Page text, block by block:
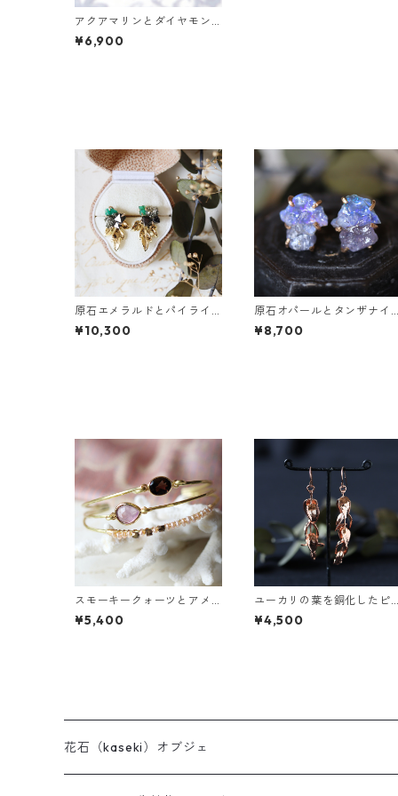
アクアマリンとダイヤモン
ドクォーツのピアス
¥6,900
原石エメラルドとパイライ
トとクレマチスの葉ピアス
¥10,300
原石オパールとタンザナイ
トのピアス
¥8,700
スモーキークォーツとアメ
ジストの真鍮3連バングル
¥5,400
ユーカリの葉を銅化したピ
アス
¥4,500
花石（kaseki）オブジェ